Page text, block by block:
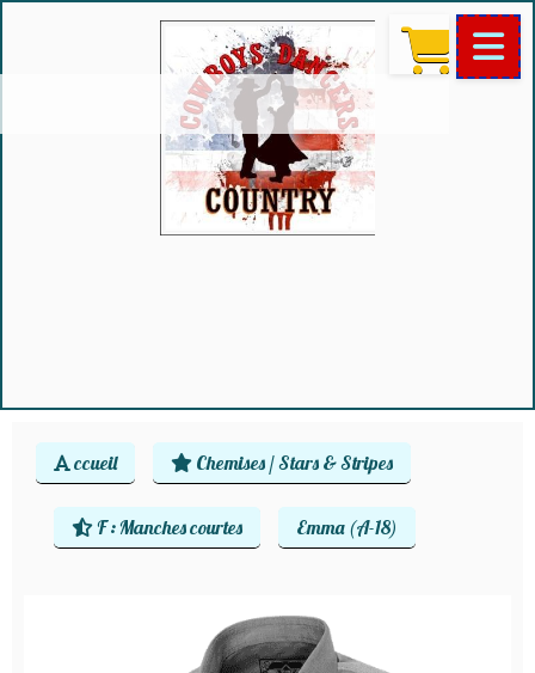
ccueil Chemises / Stars & Stripes
F : Manches courtes Emma (A-18)